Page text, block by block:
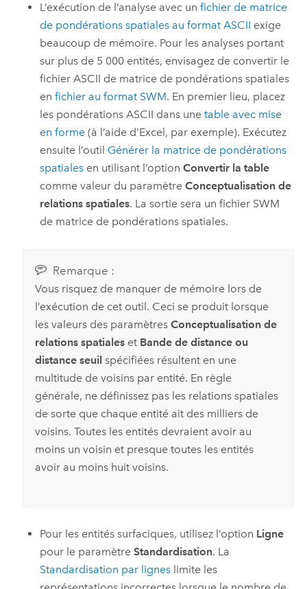
L’exécution de l’analyse avec unfichier de matrice
de pondérations spatiales au format ASCII exige
beaucoup de mémoire. Pour les analyses portant
sur plus de 5 000 entités, envisagez de convertir le
fichier ASCII de matrice de pondérations spatiales
enfichier au format SWM. En premier lieu, placez
les pondérations ASCII dans unetable avec mise
en forme (à l’aide d’Excel, par exemple). Exécutez
ensuite l’outil Générer la matrice de pondérations
spatiales en utilisant l’optionConvertir la table
comme valeur du paramètreConceptualisation de
relations spatiales. La sortie sera un fichier SWM
de matrice de pondérations spatiales.
Remarque :
Vous risquez de manquer de mémoire lors de
l’exécution de cet outil. Ceci se produit lorsque
les valeurs des paramètresConceptualisation de
relations spatiales et Bande de distance ou
distance seuil spécifiées résultent en une
multitude de voisins par entité. En règle
générale, ne définissez pas les relations spatiales
de sorte que chaque entité ait des milliers de
voisins. Toutes les entités devraient avoir au
moins un voisin et presque toutes les entités
avoir au moins huit voisins.
Pour les entités surfaciques, utilisez l’option Ligne
pour le paramètreStandardisation. La
Standardisation par lignes limite les